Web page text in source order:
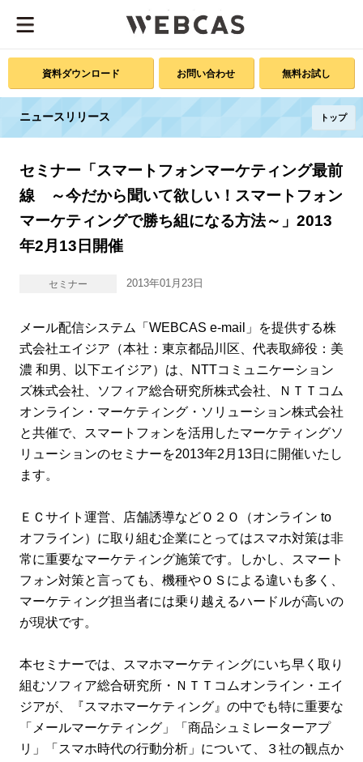
資料ダウンロード お問い合わせ 無料お試し
ニュースリリース トップ
セミナー「スマートフォンマーケティング最前
線 ～今だから聞いて欲しい！スマートフォン
マーケティングで勝ち組になる方法～」2013
年2月13日開催
セミナー 2013年01月23日
メール配信システム「WEBCAS e-mail」を提供する株
式会社エイジア（本社：東京都品川区、代表取締役：美
濃 和男、以下エイジア）は、NTTコミュニケーション
ズ株式会社、ソフィア総合研究所株式会社、ＮＴＴコム
オンライン・マーケティング・ソリューション株式会社
と共催で、スマートフォンを活用したマーケティングソ
リューションのセミナーを2013年2月13日に開催いたし
ます。
ＥＣサイト運営、店舗誘導などＯ２Ｏ（オンライン to
オフライン）に取り組む企業にとってはスマホ対策は非
常に重要なマーケティング施策です。しかし、スマート
フォン対策と言っても、機種やＯＳによる違いも多く、
マーケティング担当者には乗り越えるハードルが高いの
が現状です。
本セミナーでは、スマホマーケティングにいち早く取り
組むソフィア総合研究所・ＮＴＴコムオンライン・エイ
ジアが、『スマホマーケティング』の中でも特に重要な
「メールマーケティング」「商品シュミレーターアプ
リ」「スマホ時代の行動分析」について、３社の観点か